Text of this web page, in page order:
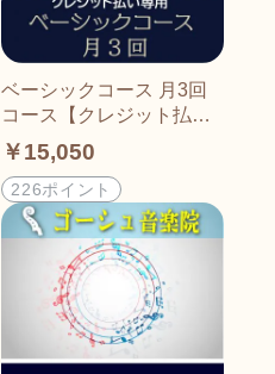
ベーシックコース 月3回
コース【クレジット払い
専用】 (3回/月 50分/回)
￥15,050
226ポイント